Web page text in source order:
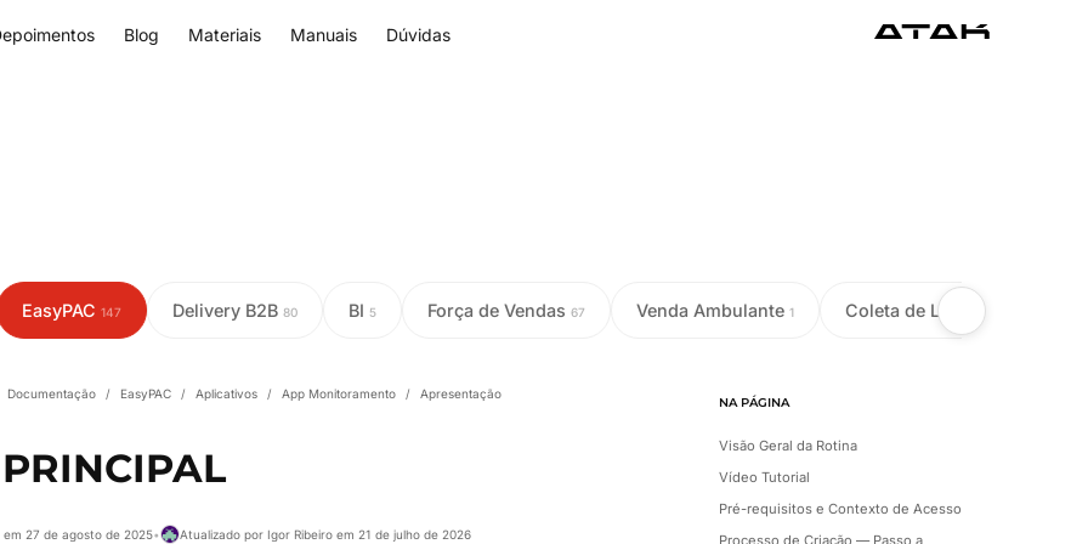
Blog Materiais Manuais Dúvidas
EasyPAC 147 Delivery B2B 80 BI 5 Força de Vendas 67 Venda Ambulante 1 Coleta de Leite
Documentação / EasyPAC / Aplicativos / App Monitoramento / Apresentação
em 27 de agosto de 2025• Atualizado por Igor Ribeiro em 21 de julho de 2026
NA PÁGINA
Visão Geral da Rotina
Vídeo Tutorial
Pré-requisitos e Contexto de Acesso
Processo de Criação — Passo a